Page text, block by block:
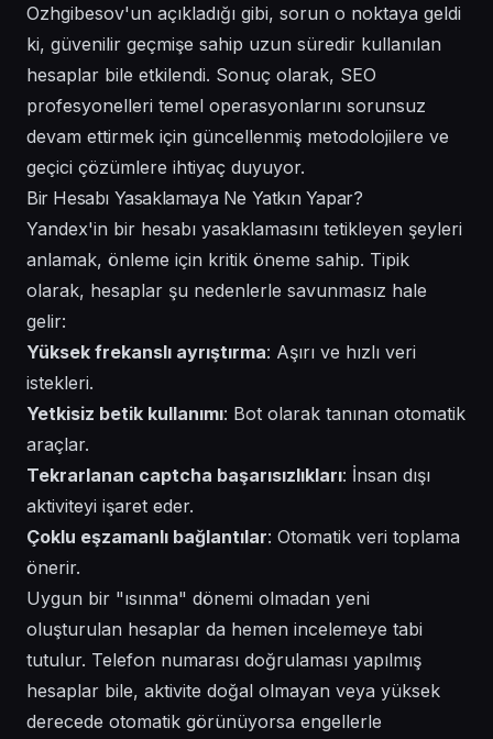
Ozhgibesov'un açıkladığı gibi, sorun o noktaya geldi
ki, güvenilir geçmişe sahip uzun süredir kullanılan
hesaplar bile etkilendi. Sonuç olarak, SEO
profesyonelleri temel operasyonlarını sorunsuz
devam ettirmek için güncellenmiş metodolojilere ve
geçici çözümlere ihtiyaç duyuyor.
Bir Hesabı Yasaklamaya Ne Yatkın Yapar?
Yandex'in bir hesabı yasaklamasını tetikleyen şeyleri
anlamak, önleme için kritik öneme sahip. Tipik
olarak, hesaplar şu nedenlerle savunmasız hale
gelir:
Yüksek frekanslı ayrıştırma: Aşırı ve hızlı veri
istekleri.
Yetkisiz betik kullanımı: Bot olarak tanınan otomatik
araçlar.
Tekrarlanan captcha başarısızlıkları: İnsan dışı
aktiviteyi işaret eder.
Çoklu eşzamanlı bağlantılar: Otomatik veri toplama
önerir.
Uygun bir "ısınma" dönemi olmadan yeni
oluşturulan hesaplar da hemen incelemeye tabi
tutulur. Telefon numarası doğrulaması yapılmış
hesaplar bile, aktivite doğal olmayan veya yüksek
derecede otomatik görünüyorsa engellerle